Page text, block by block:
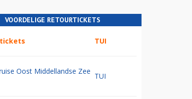
VOORDELIGE RETOURTICKETS
TUI
Oost Middellandse Zee
TUI